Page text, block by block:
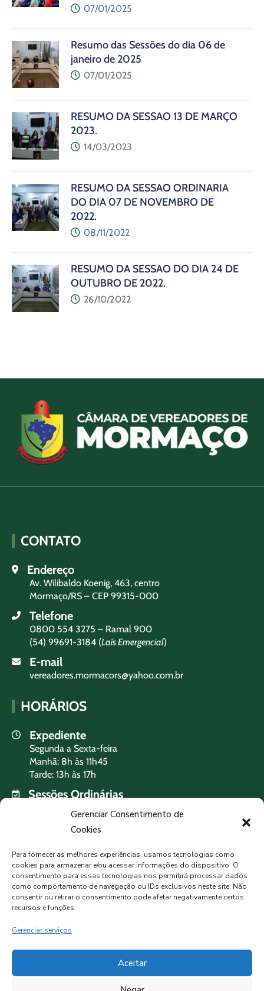
Gerenciar Consentimento de
Cookies
Para fornecer as melhores experiências, usamos tecnologias como
cookies para armazenar e/ou acessar informações do dispositivo. O
consentimento para essas tecnologias nos permitirá processar dados
como comportamento de navegação ou IDs exclusivos neste site. Não
consentir ou retirar o consentimento pode afetar negativamente certos
recursos e funções.
Gerenciar serviços
Aceitar
07/01/2025
Resumo das Sessões do dia 06 de
janeiro de 2025
07/01/2025
RESUMO DA SESSÃO 13 DE MARÇO
2023.
14/03/2023
RESUMO DA SESSÃO ORDINÁRIA
DO DIA 07 DE NOVEMBRO DE
2022.
08/11/2022
RESUMO DA SESSÃO DO DIA 24 DE
OUTUBRO DE 2022.
26/10/2022
CONTATO
Endereço
Av. Wilibaldo Koenig, 463, centro
Mormaço/RS – CEP 99315-000
Telefone
0800 554 3275 – Ramal 900
(54) 99691-3184 (Laís Emergencial)
E-mail
vereadores.mormacors@yahoo.com.br
HORÁRIOS
Expediente
Segunda a Sexta-feira
Manhã: 8h às 11h45
Tarde: 13h às 17h
Sessões Ordinárias
MORMAÇO, BR
87%
7°C